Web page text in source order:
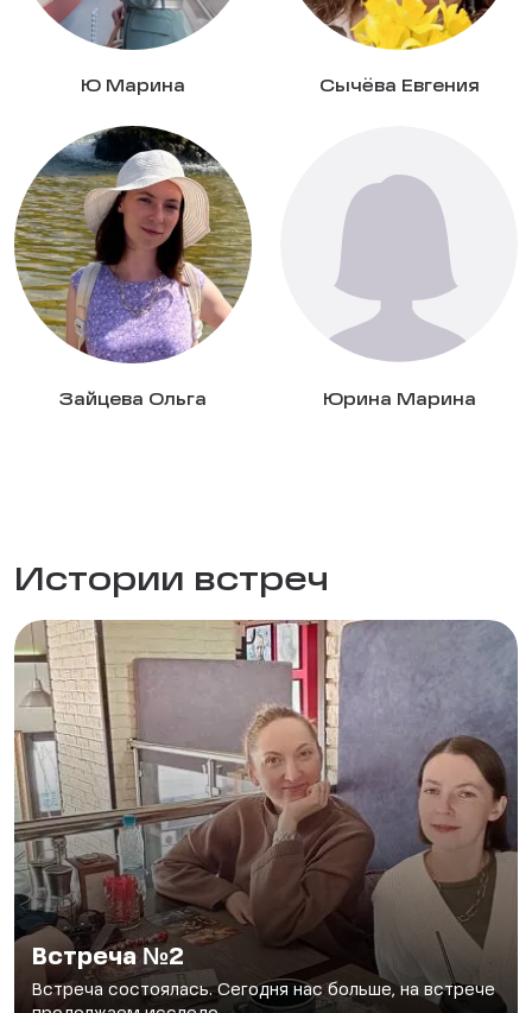
Ю Марина Сычёва Евгения
Зайцева Ольга Юрина Марина
Истории встреч
Встреча №2
Встреча состоялась. Сегодня нас больше, на встрече